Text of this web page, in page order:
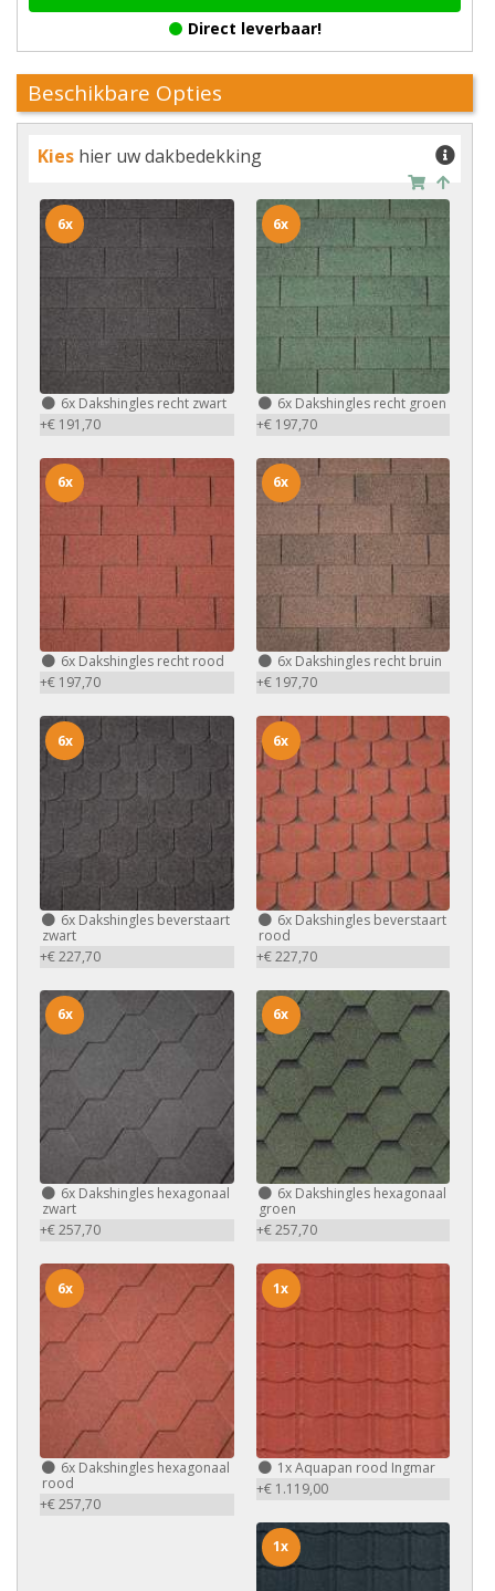
Direct leverbaar!
Beschikbare Opties
Kies hier uw dakbedekking
6x Dakshingles recht zwart
+€ 191,70
6x
6xDakshingles recht groen
+€ 197,70
6x
6x Dakshingles recht rood
+€ 197,70
6x
6xDakshingles recht bruin
+€ 197,70
6x
6x Dakshingles beverstaart
zwart
+€ 227,70
6x
6xDakshingles beverstaart
rood
+€ 227,70
6x
6x Dakshingles hexagonaal
zwart
+€ 257,70
6x
6xDakshingles hexagonaal
groen
+€ 257,70
6x
6x Dakshingles hexagonaal
rood
+€ 257,70
6x
1xAquapan rood Ingmar
+€ 1.119,00
1x
1x